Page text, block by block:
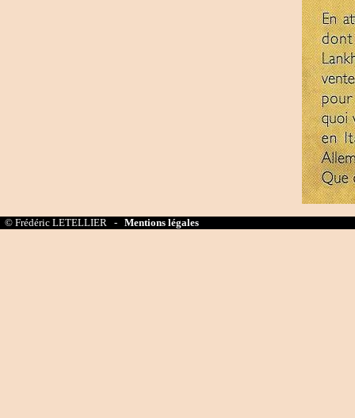
© Frédéric LETELLIER - Mentions légales